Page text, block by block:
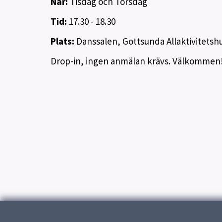
Tid: 17.30 - 18.30
Plats: Danssalen, Gottsunda
Drop-in, ingen anmälan krävs.